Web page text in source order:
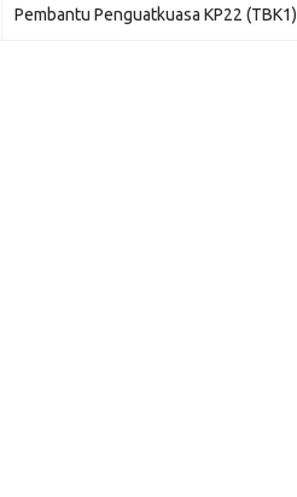
Pembantu Penguatkuasa KP22 (TBK1)